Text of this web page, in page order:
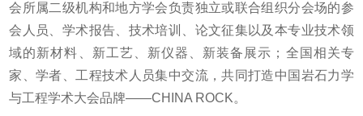
会所属二级机构和地方学会负责独立或联合组织分会场的参
会人员、学术报告、技术培训、论文征集以及本专业技术领
域的新材料、新工艺、新仪器、新装备展示；全国相关专
家、学者、工程技术人员集中交流，共同打造中国岩石力学
与工程学术大会品牌——CHINA ROCK。